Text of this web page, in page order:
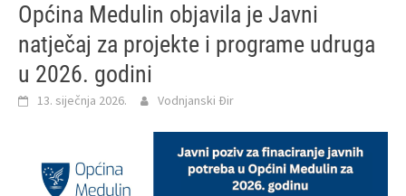
Općina Medulin objavila je Javni
natječaj za projekte i programe udruga
u 2026. godini
13. siječnja 2026. Vodnjanski Đir